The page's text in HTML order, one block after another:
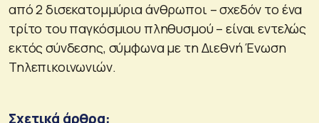
από 2 δισεκατομμύρια άνθρωποι – σχεδόν το ένα
τρίτο του παγκόσμιου πληθυσμού – είναι εντελώς
εκτός σύνδεσης, σύμφωνα με τη Διεθνή Ένωση
Τηλεπικοινωνιών.
Σχετικά άρθρα: